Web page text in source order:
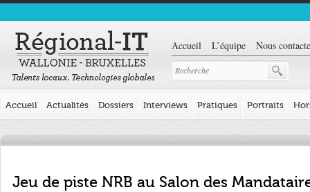
Accueil L’équipe Nous
Accueil Actualités Dossiers Interviews Pratiques Portraits
Jeu de piste NRB au Salon des